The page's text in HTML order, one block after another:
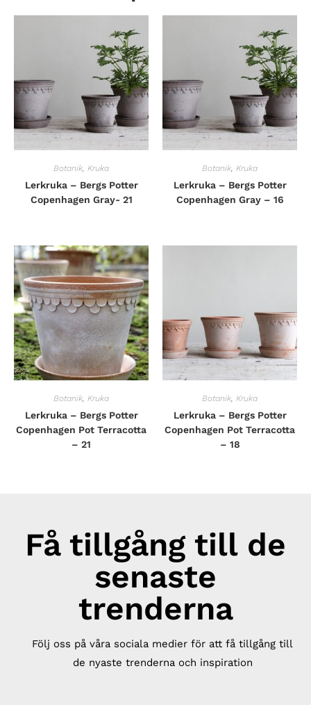
Botanik, Kruka
Lerkruka – Bergs Potter
Copenhagen Gray- 21
Botanik, Kruka
Lerkruka – Bergs Potter
Copenhagen Gray – 16
Botanik, Kruka
Lerkruka – Bergs Potter
Copenhagen Pot Terracotta
– 21
Botanik, Kruka
Lerkruka – Bergs Potter
Copenhagen Pot Terracotta
– 18
Få tillgång till de
senaste
trenderna
Följ oss på våra sociala medier för att få tillgång till
de nyaste trenderna och inspiration